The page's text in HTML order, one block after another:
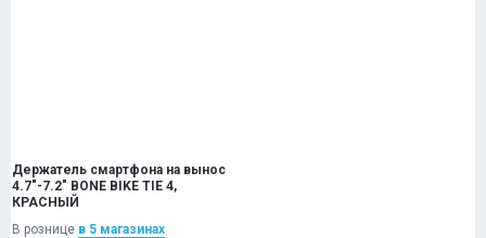
Держатель смартфона на вынос
4.7"-7.2" BONE BIKE TIE 4,
КРАСНЫЙ
В рознице в 5 магазинах